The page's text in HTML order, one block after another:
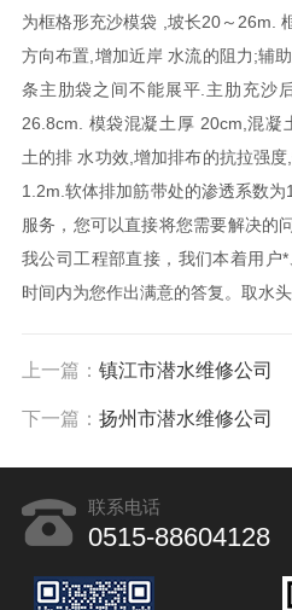
为框格形充沙模袋 ,坡长20～26m.
方向布置,增加近岸 水流的阻力;辅
条主肋袋之间不能展平.主肋充沙
26.8cm. 模袋混凝土厚 20cm,混凝
土的排 水功效,增加排布的抗拉强
1.2m.软体排加筋带处的渗透系数
服务，您可以直接将您需要解决的
我公司工程部直接，我们本着用户
时间内为您作出满意的答复。取水
上一篇： 镇江市潜水维修公司
下一篇： 扬州市潜水维修公司
联系电话
0515-88604128